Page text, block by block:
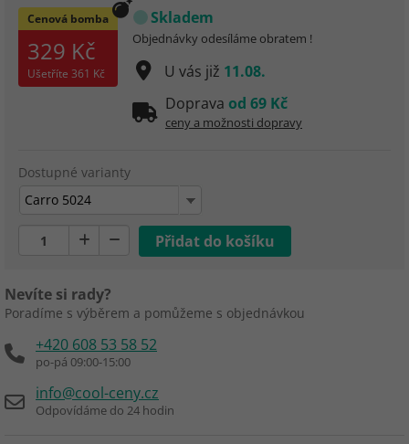
Cenová bomba
329 Kč
Ušetříte 361 Kč
Skladem
Objednávky odesíláme obratem !
U vás již 11.08.
Doprava od 69 Kč
ceny a možnosti dopravy
Dostupné varianty
Carro 5024
Nevíte si rady?
Poradíme s výběrem a pomůžeme s objednávkou
+420 608 53 58 52
po-pá 09:00-15:00
info@cool-ceny.cz
Odpovídáme do 24 hodin